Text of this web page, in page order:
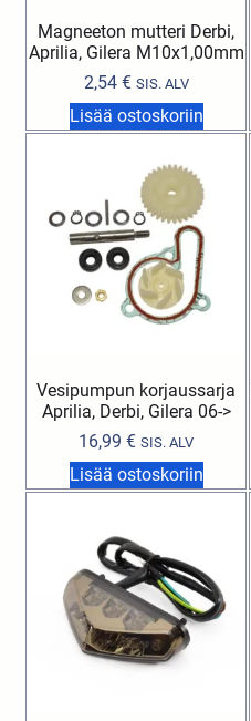
Magneeton mutteri Derbi,
Aprilia, Gilera M10x1,00mm
2,54 € SIS. ALV
Lisää ostoskoriin
Vesipumpun korjaussarja
Aprilia, Derbi, Gilera 06->
16,99€ SIS. ALV
Lisää ostoskoriin